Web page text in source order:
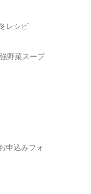
レシピ
野菜スープ
申込みフォ